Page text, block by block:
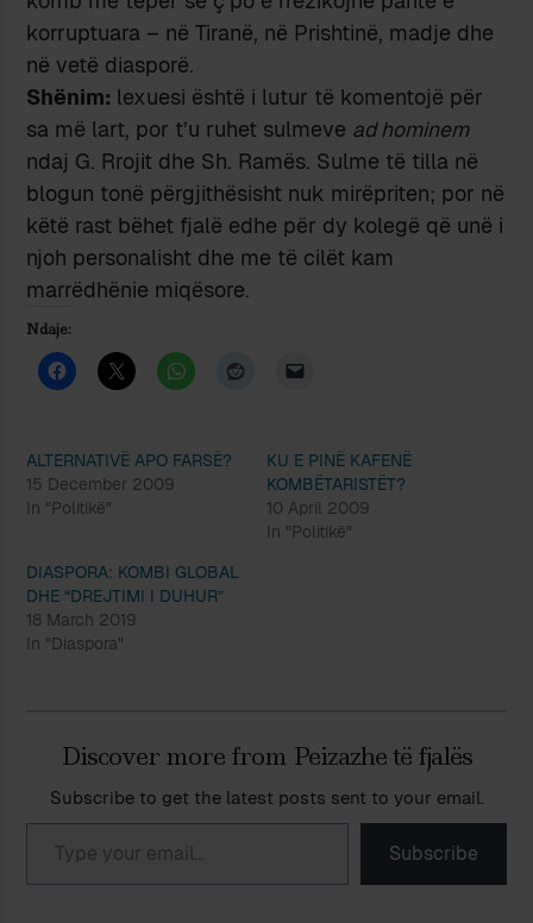
korruptuara – në Tiranë, në Prishtinë, madje dhe
në vetë diasporë.
Shënim: lexuesi është i lutur të komentojë për
sa më lart, por t’u ruhet sulmeve ad hominem
ndaj G. Rrojit dhe Sh. Ramës. Sulme të tilla në
blogun tonë përgjithësisht nuk mirëpriten; por në
këtë rast bëhet fjalë edhe për dy kolegë që unë i
njoh personalisht dhe me të cilët kam
marrëdhënie miqësore.
Ndaje:
ALTERNATIVË APO FARSË?
15 December 2009
In "Politikë"
KU E PINË KAFENË
KOMBËTARISTËT?
10 April 2009
In "Politikë"
DIASPORA: KOMBI GLOBAL
DHE “DREJTIMI I DUHUR”
18 March 2019
In "Diaspora"
Discover more from Peizazhe të fjalës
Subscribe to get the latest posts sent to your email.
Type your email…
Subscribe